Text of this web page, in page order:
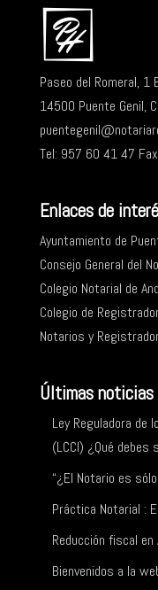
Paseo del Romeral, 1
14500 Puente Genil,
Tel: 957 60 41 47
Enlaces de
Ayuntamiento de
Consejo General del
Colegio Notarial de
Colegio de
Notarios y
Últimas noticias
Ley Reguladora
(LCCI) ¿Qué debes
“¿El Notario es
Práctica Notarial :
Reducción fiscal en
Bienvenidos a la